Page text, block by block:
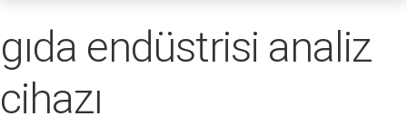
gıda endüstrisi analiz
cihazı